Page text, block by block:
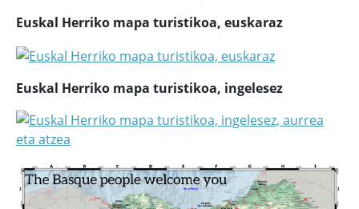
Euskal Herriko mapa turistikoa, euskaraz
Euskal Herriko mapa turistikoa, ingelesez